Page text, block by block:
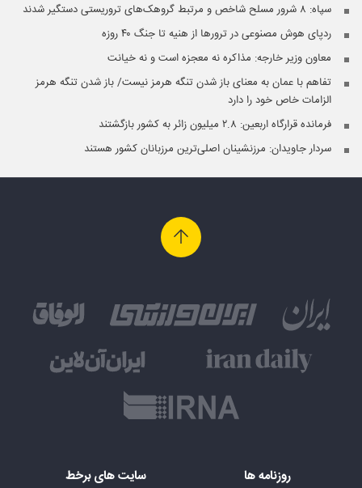
سپاه: ۸ شرور مسلح شاخص و مرتبط گروهک‌های تروریستی دستگیر شدند
ردپای هوش مصنوعی در ترورها از هنیه تا جنگ ۴۰ روزه
معاون وزیر خارجه: مذاکره نه معجزه است و نه خیانت
تفاهم با عمان به معنای باز شدن تنگه هرمز نیست/ باز شدن تنگه هرمز
الزامات خاص خود را دارد
فرمانده قرارگاه اربعین: ۲.۸ میلیون زائر به کشور بازگشتند
سردار جاویدان: مرزنشینان اصلی‌ترین مرزبانان کشور هستند
روزنامه ها سایت های برخط